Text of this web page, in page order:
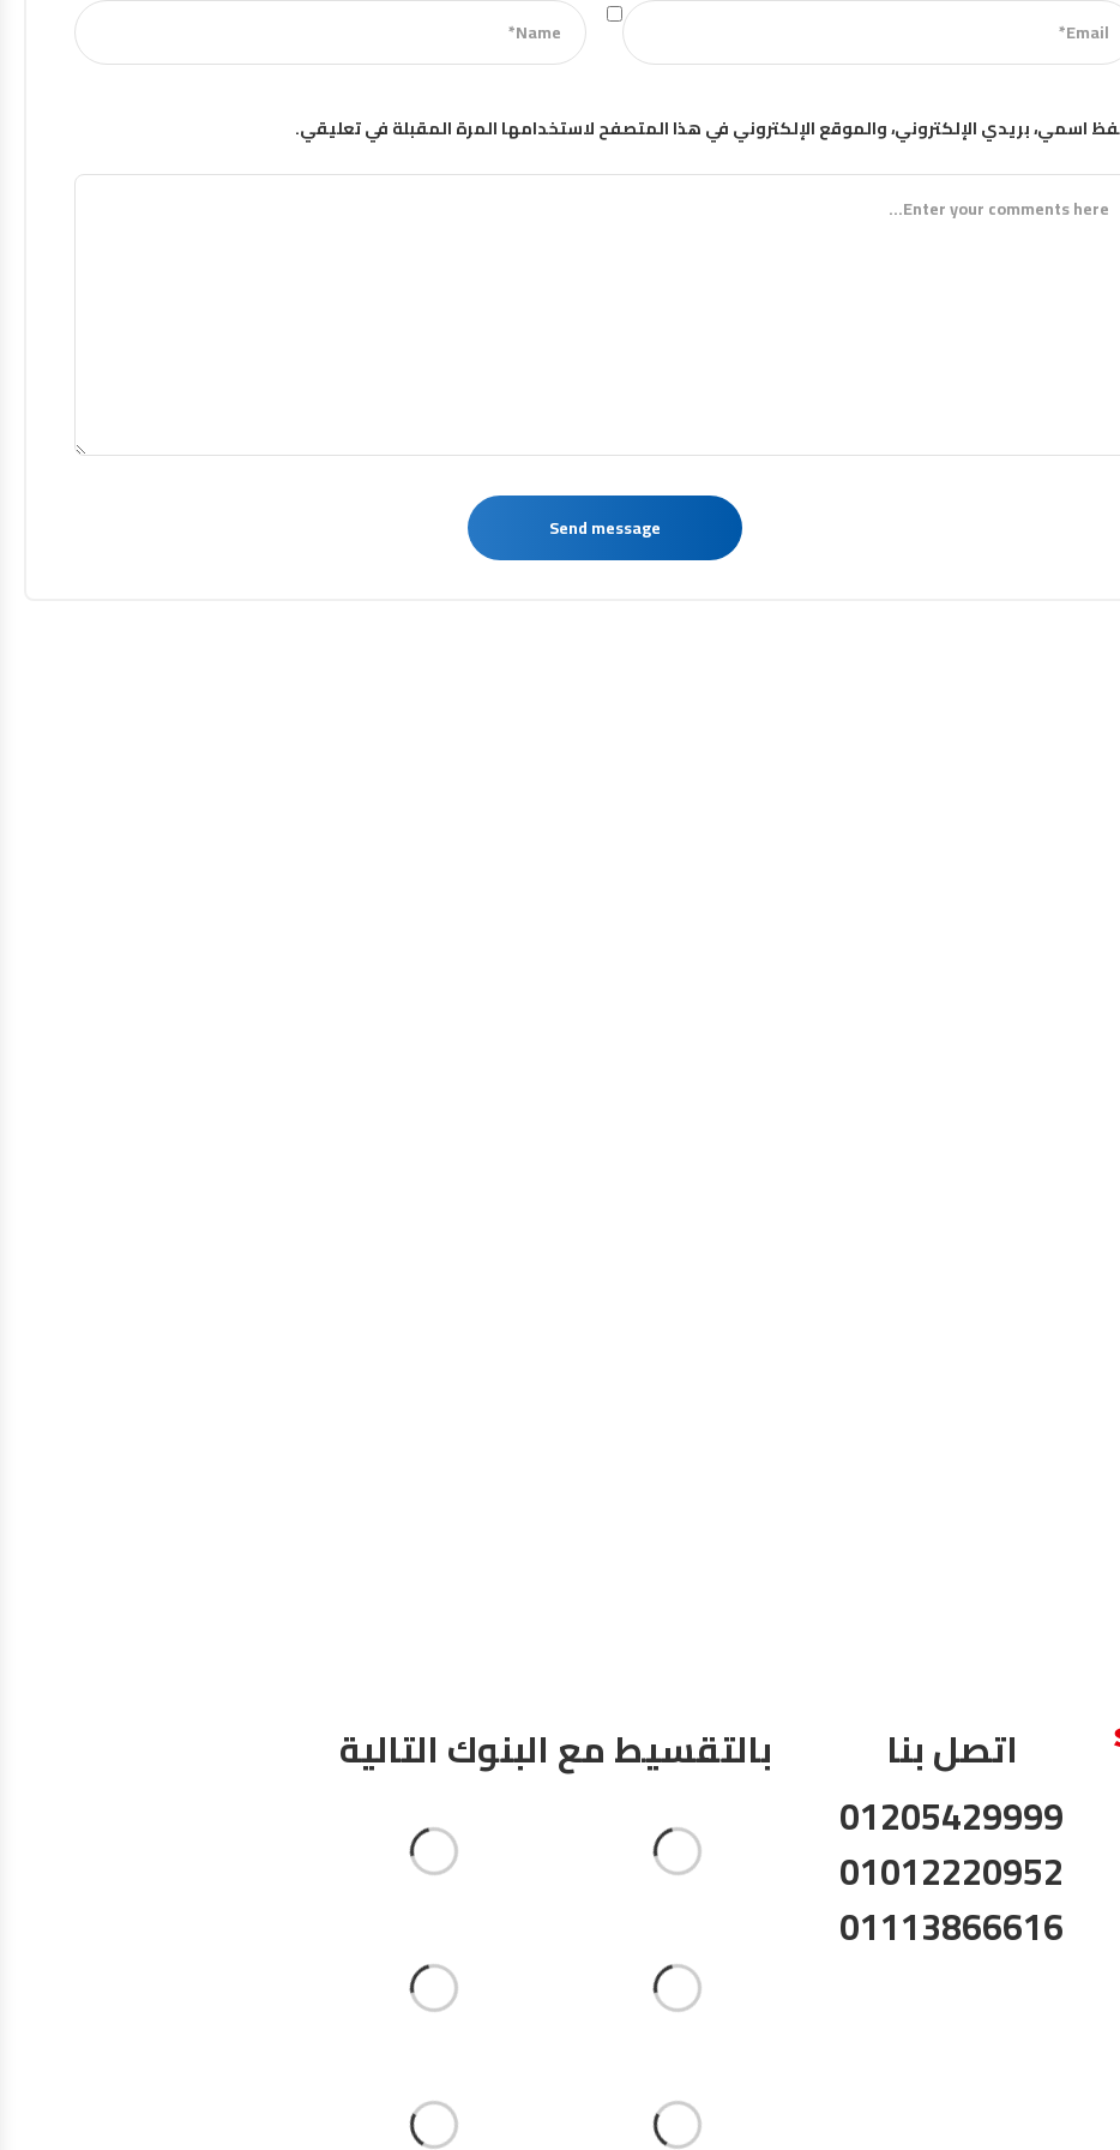
اسمي، بريدي الإلكتروني، والموقع الإلكتروني في هذا المتصفح لاستخدامها المرة المقبلة في تعليقي.
اتصل بنا
01205429999
01012220952
01113866616
بالتقسيط مع البنوك التالية